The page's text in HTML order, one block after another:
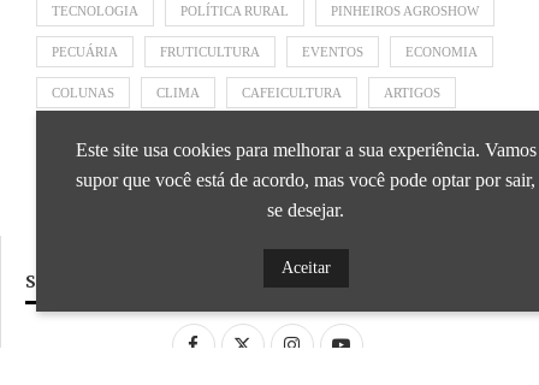
TECNOLOGIA POLÍTICA RURAL PINHEIROS AGROSHOW
PECUÁRIA FRUTICULTURA EVENTOS ECONOMIA
COLUNAS CLIMA CAFEICULTURA ARTIGOS
APRESENTADO POR BRAPEX
SIGA NOSSAS REDES SOCIAIS
Este site usa cookies para melhorar a sua experiência. Vamos
supor que você está de acordo, mas você pode optar por sair,
se desejar.
Aceitar